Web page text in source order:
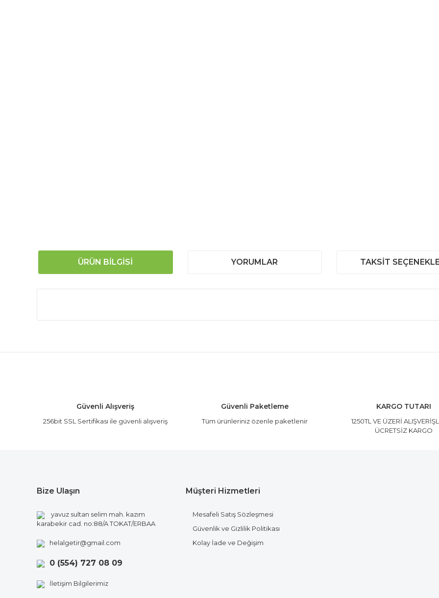
ÜRÜN BILGISI YORUMLAR TAKSIT
Bu ürüne ilk yorumu siz yapın!
Güvenli Alışveriş
256bit SSL Sertifikası ile güvenli alışveriş
Güvenli Paketleme
Tüm ürünleriniz özenle paketlenir
KARGO TUTARI
1250TL VE ÜZERİ
ÜCRETSİZ KARGO
Bize Ulaşın
yavuz sultan selim mah. kazım
karabekir cad. no:88/A TOKAT/ERBAA
helalgetir@gmail.com
0 (554) 727 08 09
İletişim Bilgilerimiz
Müşteri Hizmetleri
Mesafeli Satış Sözleşmesi
Güvenlik ve Gizlilik Politikası
Kolay İade ve Değişim